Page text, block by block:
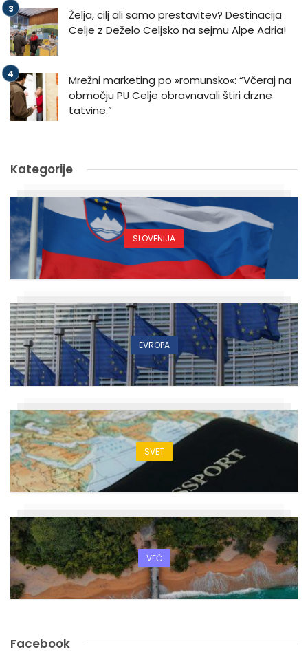
Želja, cilj ali samo prestavitev? Destinacija
Celje z Deželo Celjsko na sejmu Alpe Adria!
Mrežni marketing po »romunsko«: “Včeraj na
območju PU Celje obravnavali štiri drzne
tatvine.”
Kategorije
SLOVENIJA
EVROPA
SVET
VEČ
Facebook